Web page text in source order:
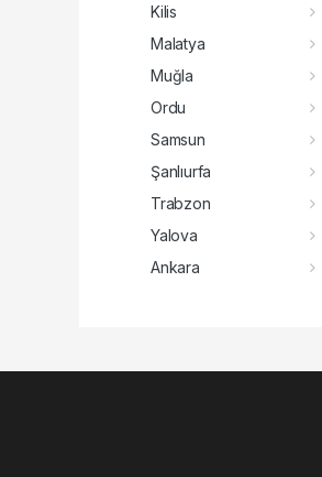
Kilis
Malatya
Muğla
Ordu
Samsun
Şanlıurfa
Trabzon
Yalova
Ankara